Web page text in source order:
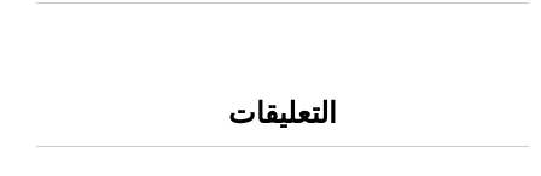
التعليقات